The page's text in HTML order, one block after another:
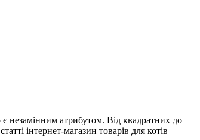
незамінним атрибутом. Від квадратних до
інтернет-магазин товарів для котів